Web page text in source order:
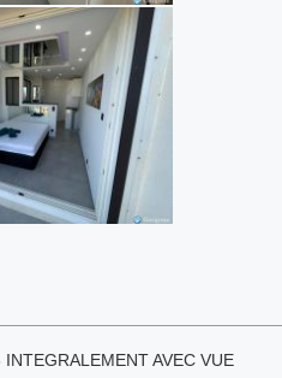
AVEC VUE